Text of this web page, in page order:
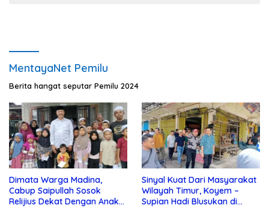
MentayaNet Pemilu
Berita hangat seputar Pemilu 2024
Dimata Warga Madina,
Cabup Saipullah Sosok
Relijius Dekat Dengan Anak
Sinyal Kuat Dari Masyarakat
Wilayah Timur, Koyem –
Supian Hadi Blusukan di